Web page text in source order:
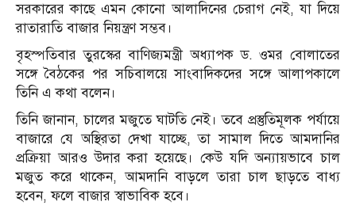
সরকারের কাছে এমন কোনো আলাদিনের চেরাগ নেই, যা দিয়ে
রাতারাতি বাজার নিয়ন্ত্রণ সম্ভব।
বৃহস্পতিবার তুরস্কের বাণিজ্যমন্ত্রী অধ্যাপক ড. ওমর বোলাতের
সঙ্গে বৈঠকের পর সচিবালয়ে সাংবাদিকদের সঙ্গে আলাপকালে
তিনি এ কথা বলেন।
তিনি জানান, চালের মজুতে ঘাটতি নেই। তবে প্রস্তুতিমূলক পর্যায়ে
বাজারে যে অস্থিরতা দেখা যাচ্ছে, তা সামাল দিতে আমদানির
প্রক্রিয়া আরও উদার করা হয়েছে। কেউ যদি অন্যায়ভাবে চাল
মজুত করে থাকেন, আমদানি বাড়লে তারা চাল ছাড়তে বাধ্য
হবেন, ফলে বাজার স্বাভাবিক হবে।